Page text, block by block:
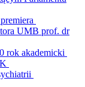
UMB prof. dr
rok akademicki